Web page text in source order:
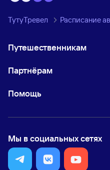
ТутуТревел Расписание
Путешественникам
Партнёрам
Помощь
Мы в социальных сетях